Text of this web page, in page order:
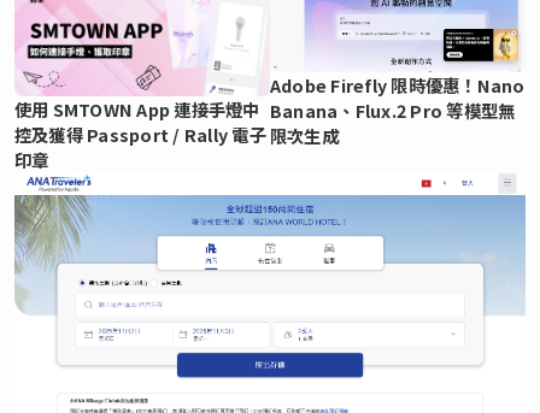
使用 SMTOWN App 連接手燈中
控及獲得 Passport / Rally 電子
印章
Adobe Firefly 限時優惠！Nano
Banana、Flux.2 Pro 等模型無
限次生成